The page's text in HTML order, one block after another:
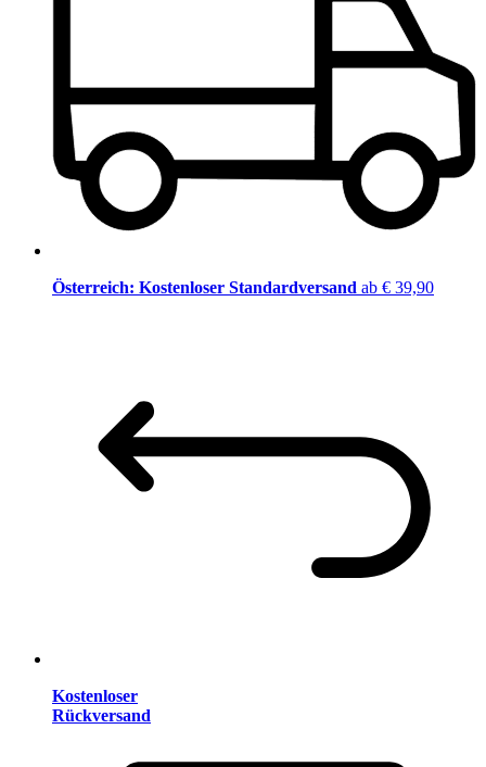
Österreich: Kostenloser Standardversand ab € 39,90
Kostenloser
Rückversand